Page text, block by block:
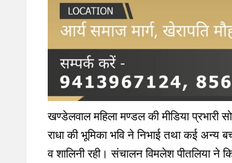
खण्डेलवाल महिला मण्डल की मीडिया प्रभारी
राधा की भूमिका भवि ने निभाई तथा कई अन्य
व शालिनी रही। संचालन विमलेश पीतलिया